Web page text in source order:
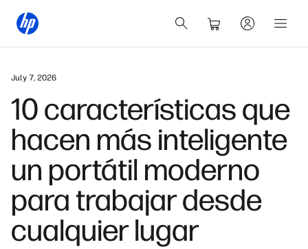
July 7, 2026
10 características que
hacen más inteligente
un portátil moderno
para trabajar desde
cualquier lugar